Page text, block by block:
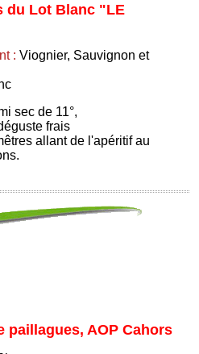
du Lot Blanc "LE
: Viognier, Sauvignon et
sec de 11°,
frais
allant de l'apéritif au
paillagues, AOP Cahors